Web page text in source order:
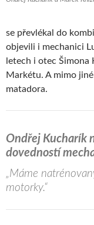
se převlékal do
objevili i mechanici
letech i otec Šimona
Markétu. A mimo
matadora.
Ondřej Kucharík
dovedností
„Máme
motorky.“